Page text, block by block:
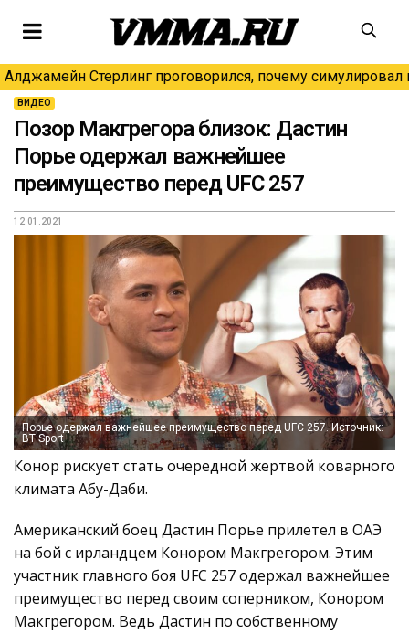
Алджамейн Стерлинг проговорился, почему симулировал
ВИДЕО
Позор Макгрегора близок: Дастин
Порье одержал важнейшее
преимущество перед UFC 257
12.01.2021
Порье одержал важнейшее преимущество перед UFC 257. Источник:
BT Sport
Конор рискует стать очередной жертвой коварного
климата Абу-Даби.
Американский боец Дастин Порье прилетел в ОАЭ
на бой с ирландцем Конором Макгрегором. Этим
участник главного боя UFC 257 одержал важнейшее
преимущество перед своим соперником, Конором
Макгрегором. Ведь Дастин по собственному